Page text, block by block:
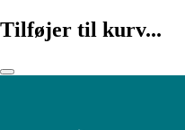
Tilføjer til kurv...